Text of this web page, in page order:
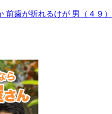
前歯が折れるけが 男（４９